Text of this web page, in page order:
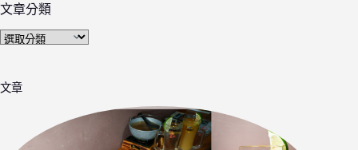
文章分類
文
類
文章